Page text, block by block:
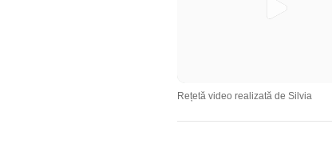
Rețetă video realizată de Silvia